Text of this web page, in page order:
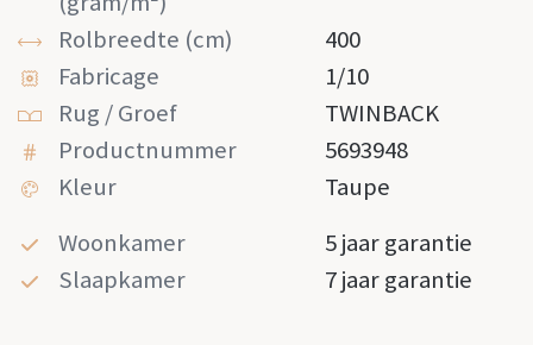
Rolbreedte (cm)
400
Fabricage
1/10
Rug / Groef
TWINBACK
Productnummer
5693948
Kleur
Taupe
Woonkamer
5 jaar garantie
Slaapkamer
7 jaar garantie